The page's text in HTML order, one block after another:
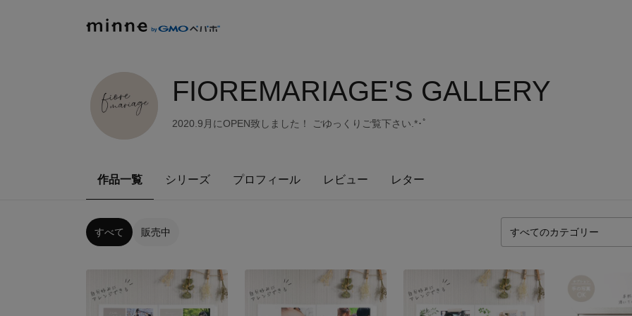
FIOREMARIAGE'S GALLERY
2020.9月にOPEN致しました！ ごゆっくりご覧下さい.*･ﾟ
作品一覧 シリーズ プロフィール レビュー レター
すべて 販売中